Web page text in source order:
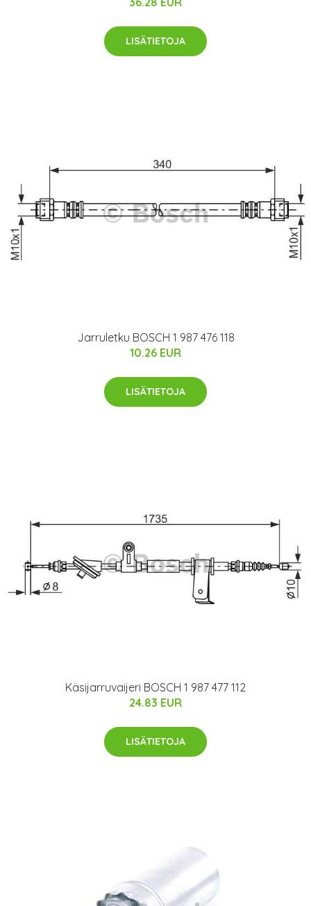
LISÄTIETOJA
Jarruletku BOSCH 1 987 476 118
10.26 EUR
LISÄTIETOJA
Käsijarruvaijeri BOSCH 1 987 477 112
24.83 EUR
LISÄTIETOJA